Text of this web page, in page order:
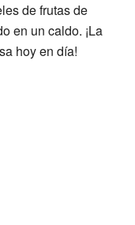
de frutas de
en un caldo. ¡La
hoy en día!